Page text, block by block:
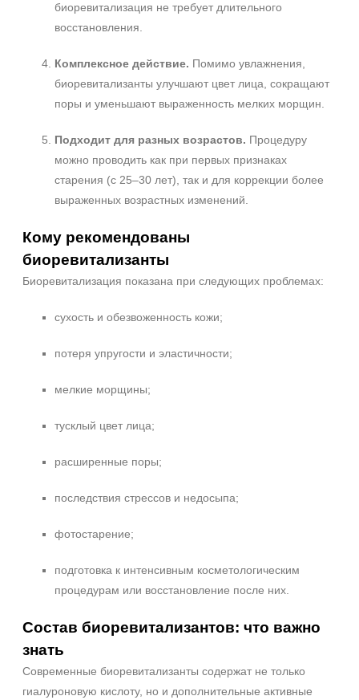
биоревитализация не требует длительного
восстановления.
Комплексное действие. Помимо увлажнения,
биоревитализанты улучшают цвет лица, сокращают
поры и уменьшают выраженность мелких морщин.
Подходит для разных возрастов. Процедуру
можно проводить как при первых признаках
старения (с 25–30 лет), так и для коррекции более
выраженных возрастных изменений.
Кому рекомендованы
биоревитализанты
Биоревитализация показана при следующих проблемах:
сухость и обезвоженность кожи;
потеря упругости и эластичности;
мелкие морщины;
тусклый цвет лица;
расширенные поры;
последствия стрессов и недосыпа;
фотостарение;
подготовка к интенсивным косметологическим
процедурам или восстановление после них.
Состав биоревитализантов: что важно
знать
Современные биоревитализанты содержат не только
гиалуроновую кислоту, но и дополнительные активные
+7 (495) 640-58-89